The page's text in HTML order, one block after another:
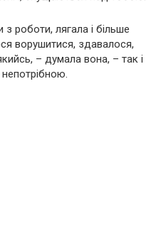
роботи, лягала і більше
ворушитися, здавалося,
– думала вона, – так і